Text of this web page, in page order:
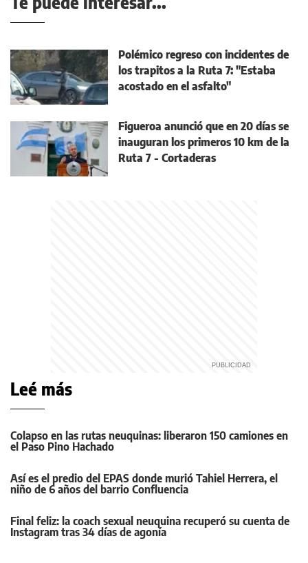
Polémico regreso con incidentes de
los trapitos a la Ruta 7: "Estaba
acostado en el asfalto"
Figueroa anunció que en 20 días se
inauguran los primeros 10 km de la
Ruta 7 - Cortaderas
Leé más
Colapso en las rutas neuquinas: liberaron 150 camiones en
el Paso Pino Hachado
Así es el predio del EPAS donde murió Tahiel Herrera, el
niño de 6 años del barrio Confluencia
Final feliz: la coach sexual neuquina recuperó su cuenta de
Instagram tras 34 días de agonía